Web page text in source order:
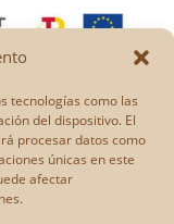
tecnologías como las
del dispositivo. El
procesar datos como
únicas en este
afectar
autores y no
Europea o la
pueden